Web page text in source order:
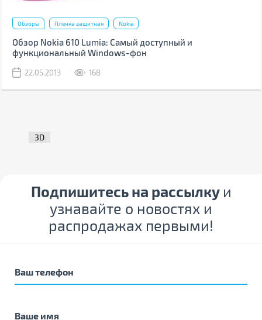
Обзоры Пленка защитная Nokia
Обзор Nokia 610 Lumia: Самый доступный и
функциональный Windows-фон
22.05.2013 168
3D
Подпишитесь на рассылку и
узнавайте о новостях и
распродажах первыми!